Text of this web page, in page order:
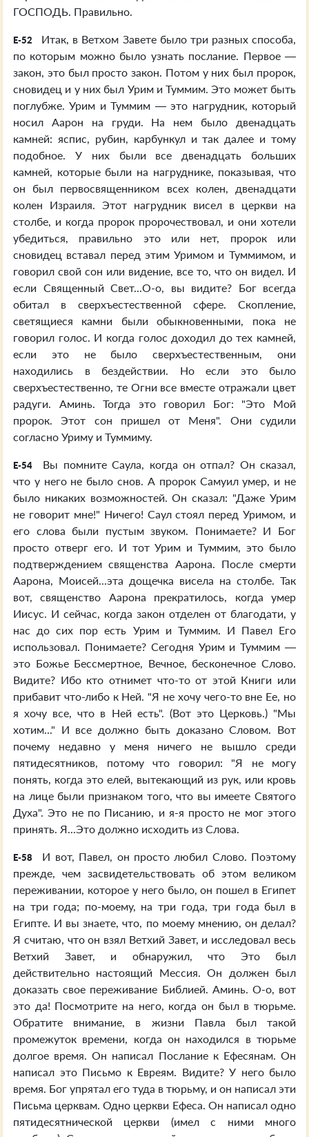
ГОСПОДЬ. Правильно.
E-52
Итак, в Ветхом Завете было три разных способа,
по которым можно было узнать послание. Первое —
закон, это был просто закон. Потом у них был пророк,
сновидец и у них был Урим и Туммим. Это может быть
поглубже. Урим и Туммим — это нагрудник, который
носил Аарон на груди. На нем было двенадцать
камней: яспис, рубин, карбункул и так далее и тому
подобное. У них были все двенадцать больших
камней, которые были на нагруднике, показывая, что
он был первосвященником всех колен, двенадцати
колен Израиля. Этот нагрудник висел в церкви на
столбе, и когда пророк пророчествовал, и они хотели
убедиться, правильно это или нет, пророк или
сновидец вставал перед этим Уримом и Туммимом, и
говорил свой сон или видение, все то, что он видел. И
если Священный Свет...О-о, вы видите? Бог всегда
обитал в сверхъестественной сфере. Скопление,
светящиеся камни были обыкновенными, пока не
говорил голос. И когда голос доходил до тех камней,
если это не было сверхъестественным, они
находились в бездействии. Но если это было
сверхъестественно, те Огни все вместе отражали цвет
радуги. Аминь. Тогда это говорил Бог: "Это Мой
пророк. Этот сон пришел от Меня". Они судили
согласно Уриму и Туммиму.
E-54
Вы помните Саула, когда он отпал? Он сказал,
что у него не было снов. А пророк Самуил умер, и не
было никаких возможностей. Он сказал: "Даже Урим
не говорит мне!" Ничего! Саул стоял перед Уримом, и
его слова были пустым звуком. Понимаете? И Бог
просто отверг его. И тот Урим и Туммим, это было
подтверждением священства Аарона. После смерти
Аарона, Моисей...эта дощечка висела на столбе. Так
вот, священство Аарона прекратилось, когда умер
Иисус. И сейчас, когда закон отделен от благодати, у
нас до сих пор есть Урим и Туммим. И Павел Его
использовал. Понимаете? Сегодня Урим и Туммим —
это Божье Бессмертное, Вечное, бесконечное Слово.
Видите? Ибо кто отнимет что-то от этой Книги или
прибавит что-либо к Ней. "Я не хочу чего-то вне Ее, но
я хочу все, что в Ней есть". (Вот это Церковь.) "Мы
хотим..." И все должно быть доказано Словом. Вот
почему недавно у меня ничего не вышло среди
пятидесятников, потому что говорил: "Я не могу
понять, когда это елей, вытекающий из рук, или кровь
на лице были признаком того, что вы имеете Святого
Духа". Это не по Писанию, и я-я просто не мог этого
принять. Я...Это должно исходить из Слова.
E-58
И вот, Павел, он просто любил Слово. Поэтому
прежде, чем засвидетельствовать об этом великом
переживании, которое у него было, он пошел в Египет
на три года; по-моему, на три года, три года был в
Египте. И вы знаете, что, по моему мнению, он делал?
Я считаю, что он взял Ветхий Завет, и исследовал весь
Ветхий Завет, и обнаружил, что Это был
действительно настоящий Мессия. Он должен был
доказать свое переживание Библией. Аминь. О-о, вот
это да! Посмотрите на него, когда он был в тюрьме.
Обратите внимание, в жизни Павла был такой
промежуток времени, когда он находился в тюрьме
долгое время. Он написал Послание к Ефесянам. Он
написал это Письмо к Евреям. Видите? У него было
время. Бог упрятал его туда в тюрьму, и он написал эти
Письма церквам. Одно церкви Ефеса. Он написал одно
пятидесятнической церкви (имел с ними много